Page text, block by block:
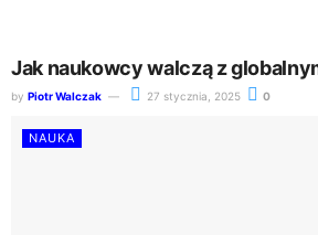
Jak naukowcy walczą z
by Piotr Walczak 27 stycznia, 2025 0
NAUKA